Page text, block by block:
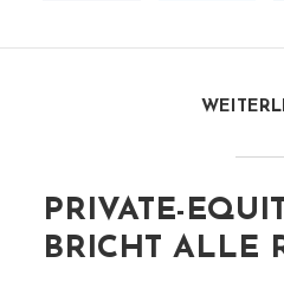
PRIVATE-
BRICHT ALLE